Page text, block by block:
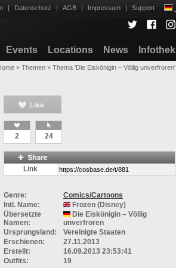
| Datenschutz | AGB | Impressum | Support
Events Locations News Infothek
» Themen » Thema 'Die Eiskönigin – Völlig unverfroren'
2 24
Link
Genre:
Comics/Cartoons
Intl. Name:
Frozen (Disney)
Übersetzte
Namen:
Die Eiskönigin – Völlig
unverfroren
Ursprungsland:
Vereinigte Staaten
Erschienen:
27.11.2013
Erstellt:
16.09.2013 23:53:41
Outfits:
19